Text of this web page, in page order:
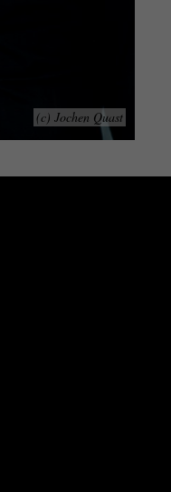
(c) Jochen Quast